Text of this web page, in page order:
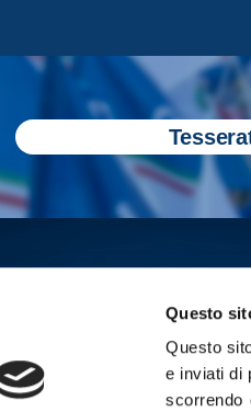
Questo
Questo
e inviati di
scorrendo